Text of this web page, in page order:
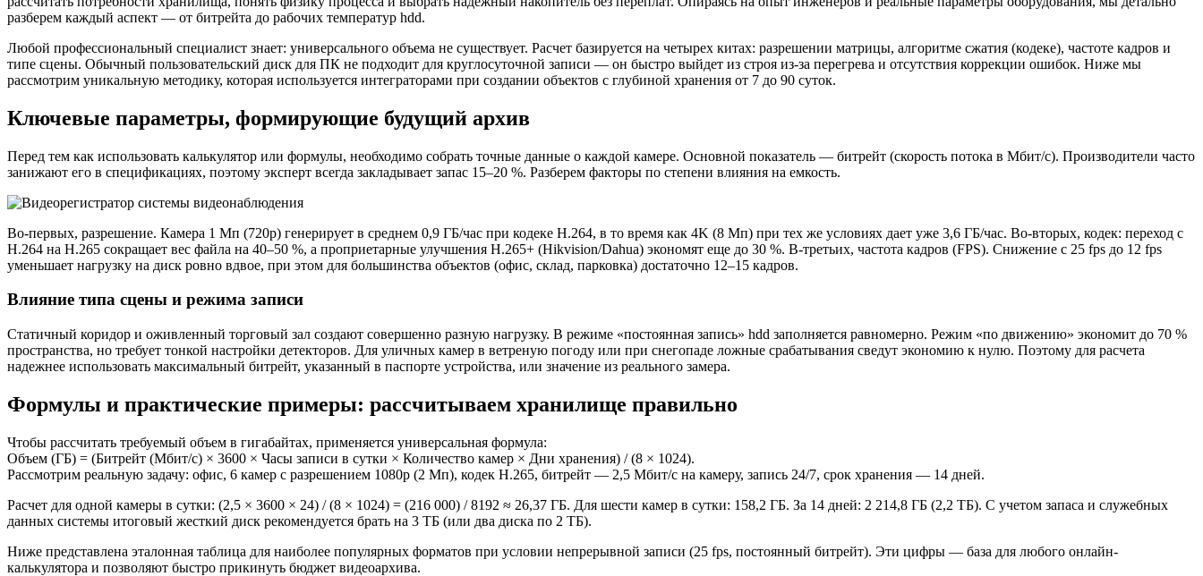
разберем каждый аспект — от битрейта до рабочих температур hdd.
Любой профессиональный специалист знает: универсального объема не существует. Расчет базируется на четырех китах: разрешении матрицы, алгоритме сжатия (кодеке), частоте кадров и
типе сцены. Обычный пользовательский диск для ПК не подходит для круглосуточной записи — он быстро выйдет из строя из-за перегрева и отсутствия коррекции ошибок. Ниже мы
рассмотрим уникальную методику, которая используется интеграторами при создании объектов с глубиной хранения от 7 до 90 суток.
Ключевые параметры, формирующие будущий архив
Перед тем как использовать калькулятор или формулы, необходимо собрать точные данные о каждой камере. Основной показатель — битрейт (скорость потока в Мбит/с). Производители часто
занижают его в спецификациях, поэтому эксперт всегда закладывает запас 15–20 %. Разберем факторы по степени влияния на емкость.
Во-первых, разрешение. Камера 1 Мп (720p) генерирует в среднем 0,9 ГБ/час при кодеке H.264, в то время как 4K (8 Мп) при тех же условиях дает уже 3,6 ГБ/час. Во-вторых, кодек: переход с
H.264 на H.265 сокращает вес файла на 40–50 %, а проприетарные улучшения H.265+ (Hikvision/Dahua) экономят еще до 30 %. В-третьих, частота кадров (FPS). Снижение с 25 fps до 12 fps
уменьшает нагрузку на диск ровно вдвое, при этом для большинства объектов (офис, склад, парковка) достаточно 12–15 кадров.
Влияние типа сцены и режима записи
Статичный коридор и оживленный торговый зал создают совершенно разную нагрузку. В режиме «постоянная запись» hdd заполняется равномерно. Режим «по движению» экономит до 70 %
пространства, но требует тонкой настройки детекторов. Для уличных камер в ветреную погоду или при снегопаде ложные срабатывания сведут экономию к нулю. Поэтому для расчета
надежнее использовать максимальный битрейт, указанный в паспорте устройства, или значение из реального замера.
Формулы и практические примеры: рассчитываем хранилище правильно
Чтобы рассчитать требуемый объем в гигабайтах, применяется универсальная формула:
Объем (ГБ) = (Битрейт (Мбит/с) × 3600 × Часы записи в сутки × Количество камер × Дни хранения) / (8 × 1024).
Рассмотрим реальную задачу: офис, 6 камер с разрешением 1080p (2 Мп), кодек H.265, битрейт — 2,5 Мбит/с на камеру, запись 24/7, срок хранения — 14 дней.
Расчет для одной камеры в сутки: (2,5 × 3600 × 24) / (8 × 1024) = (216 000) / 8192 ≈ 26,37 ГБ. Для шести камер в сутки: 158,2 ГБ. За 14 дней: 2 214,8 ГБ (2,2 ТБ). С учетом запаса и служебных
данных системы итоговый жесткий диск рекомендуется брать на 3 ТБ (или два диска по 2 ТБ).
Ниже представлена эталонная таблица для наиболее популярных форматов при условии непрерывной записи (25 fps, постоянный битрейт). Эти цифры — база для любого онлайн-
калькулятора и позволяют быстро прикинуть бюджет видеоархива.